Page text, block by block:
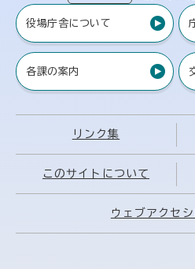
役場庁舎について
各課の案内
リンク集
このサイトについて
ウェブアクセシ